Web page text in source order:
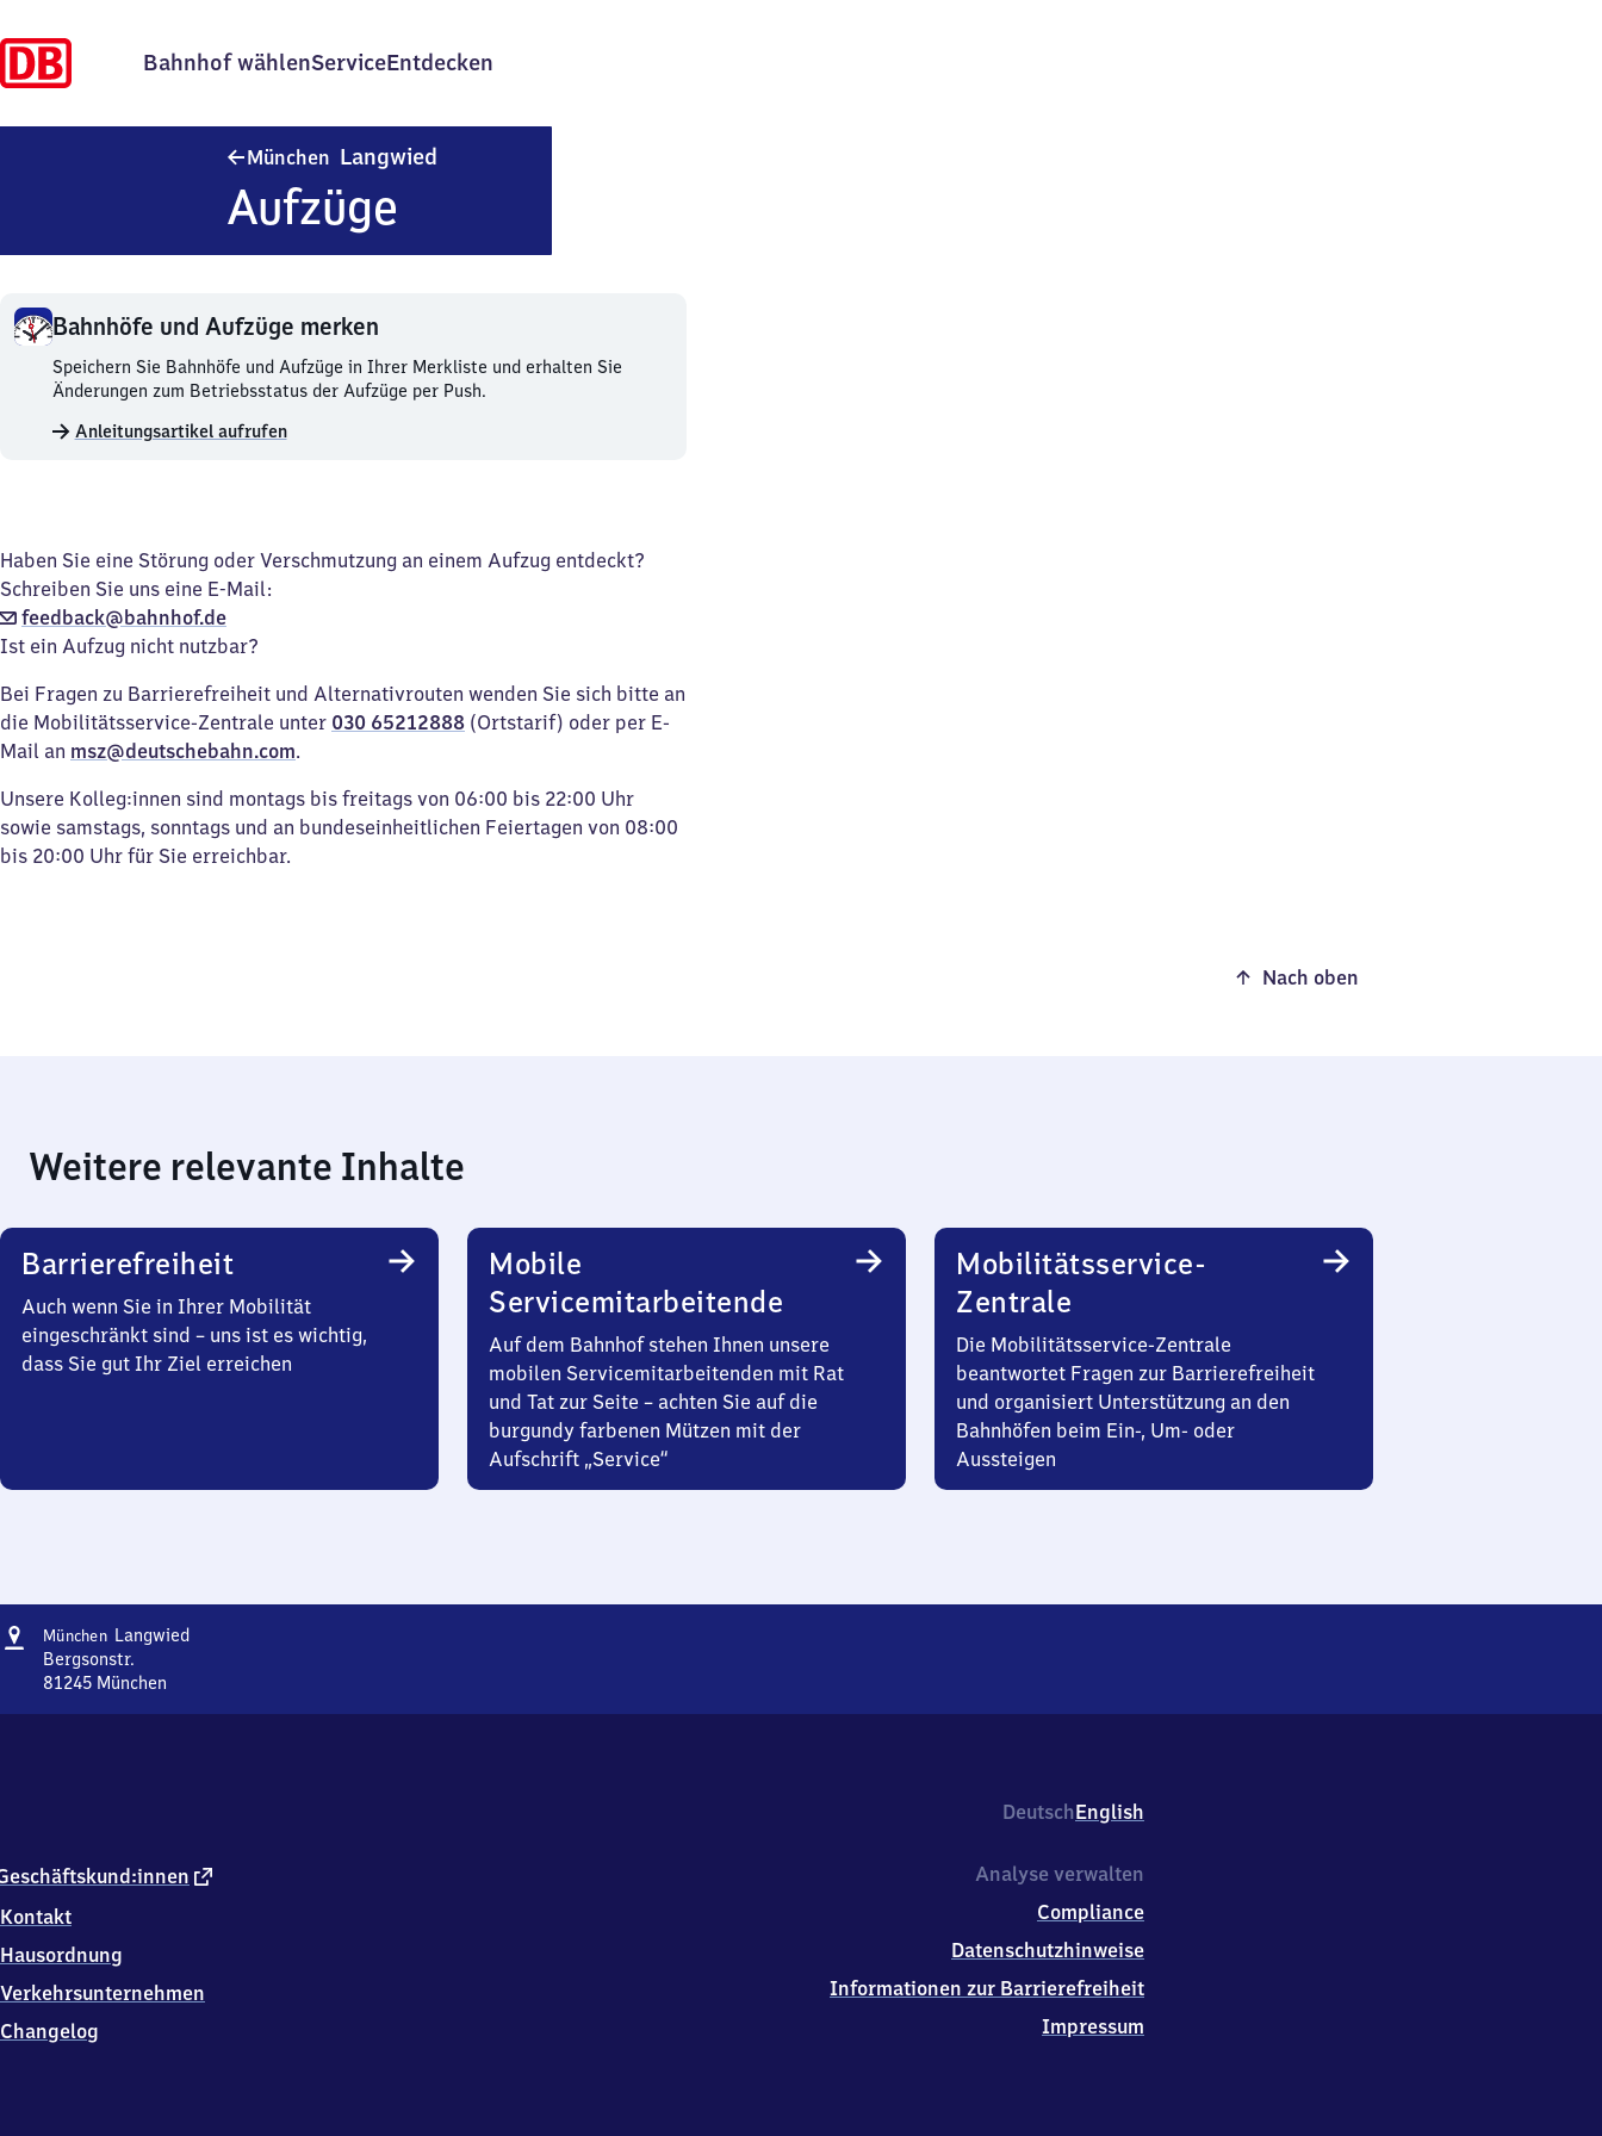
Bahnhof wählenServiceEntdecken
München Langwied
Aufzüge
Bahnhöfe und Aufzüge merken
Bahnhöfe
und
merken.
Speichern Sie Bahnhöfe und Aufzüge in Ihrer Merkliste und erhalten Sie
Änderungen zum Betriebsstatus der Aufzüge per Push.
Anleitungsartikel aufrufen
Haben Sie eine Störung oder Verschmutzung an einem Aufzug entdeckt?
Schreiben Sie uns eine E-Mail:
feedback@bahnhof.de
Ist ein Aufzug nicht nutzbar?
Bei Fragen zu Barrierefreiheit und Alternativrouten wenden Sie sich bitte an
die Mobilitätsservice-Zentrale unter 030 65212888 (Ortstarif) oder per E-
Mail an msz@deutschebahn.com.
Unsere Kolleg:innen sind montags bis freitags von 06:00 bis 22:00 Uhr
sowie samstags, sonntags und an bundeseinheitlichen Feiertagen von 08:00
bis 20:00 Uhr für Sie erreichbar.
Nach oben
Weitere relevante Inhalte
Barrierefreiheit
Auch wenn Sie in Ihrer Mobilität
eingeschränkt sind – uns ist es wichtig,
dass Sie gut Ihr Ziel erreichen
Mobile
Servicemitarbeitende
Auf dem Bahnhof stehen Ihnen unsere
mobilen Servicemitarbeitenden mit Rat
und Tat zur Seite – achten Sie auf die
burgundy farbenen Mützen mit der
Aufschrift „Service“
Mobilitätsservice-
Zentrale
Die Mobilitätsservice-Zentrale
beantwortet Fragen zur Barrierefreiheit
und organisiert Unterstützung an den
Bahnhöfen beim Ein-, Um- oder
Aussteigen
Adresse
München LangwiedMünchen-
Bergsonstr.
81245 München
5
DeutschEnglish
externer
Kontakt
Hausordnung
Verkehrsunternehmen
Changelog
Analyse verwalten
Compliance
Datenschutzhinweise
Informationen zur Barrierefreiheit
Impressum